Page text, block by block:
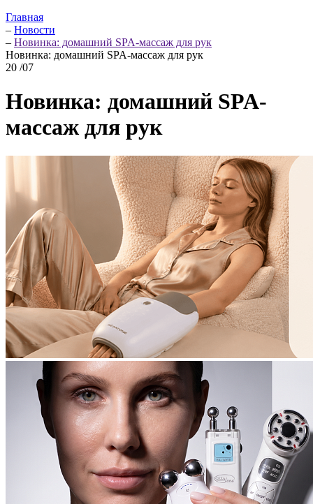
Главная
– Новости
– Новинка: домашний SPA-массаж для рук
Новинка: домашний SPA-массаж для рук
20 /07
Новинка: домашний SPA-
массаж для рук